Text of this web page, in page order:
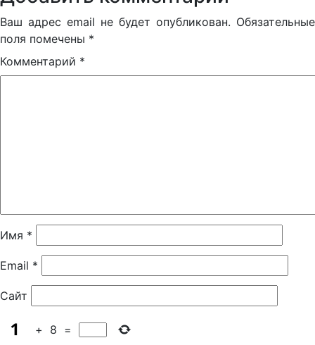
Ваш адрес email не будет опубликован. Обязательные
поля помечены *
Комментарий *
Имя *
Email *
Сайт
+ 8 =